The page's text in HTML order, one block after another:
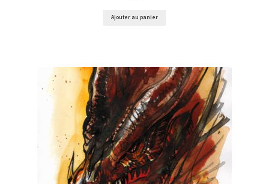
Ajouter au panier